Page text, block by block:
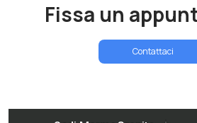
Fissa un
Contattaci